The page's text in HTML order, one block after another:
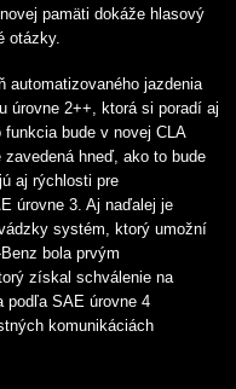
pamäti dokáže hlasový
otázky.
automatizovaného jazdenia
úrovne 2++, ktorá si poradí aj
bude v novej CLA
hneď, ako to bude
aj rýchlosti pre
úrovne 3. Aj naďalej je
systém, ktorý umožní
bola prvým
získal schválenie na
podľa SAE úrovne 4
komunikáciách